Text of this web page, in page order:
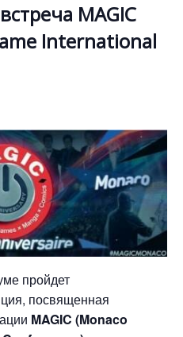
MAGIC
International
пройдет
посвященная
MAGIC (Monaco